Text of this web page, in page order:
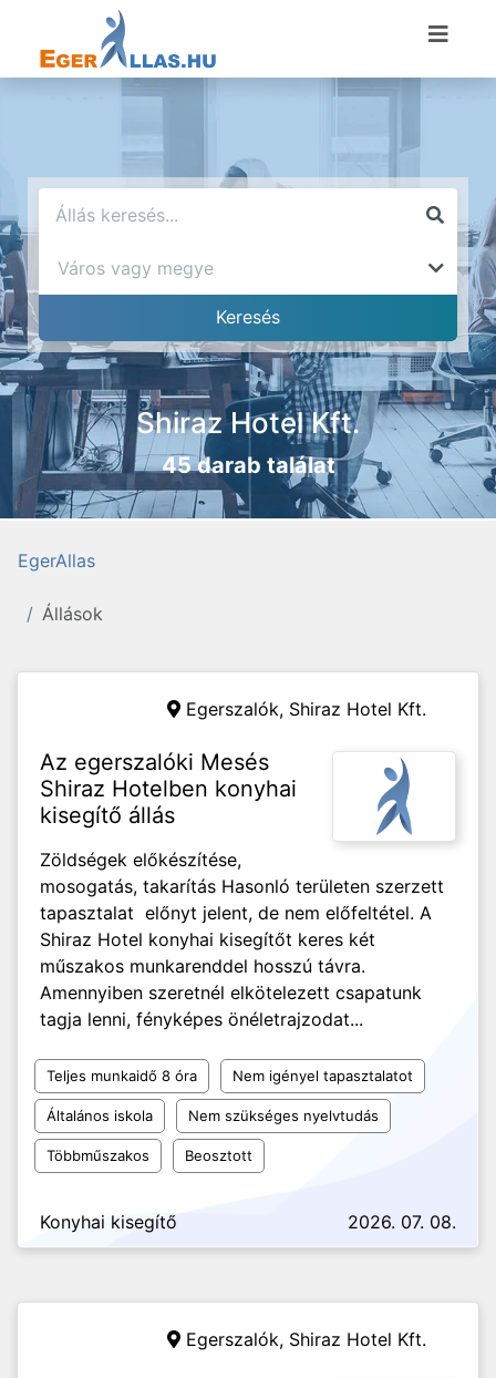
Shiraz Hotel Kft.
45 darab találat
EgerAllas
Állások
Egerszalók, Shiraz Hotel Kft.
Az egerszalóki Mesés
Shiraz Hotelben konyhai
kisegítő állás
Zöldségek előkészítése,
mosogatás, takarítás Hasonló területen szerzett
tapasztalat előnyt jelent, de nem előfeltétel. A
Shiraz Hotel konyhai kisegítőt keres két
műszakos munkarenddel hosszú távra.
Amennyiben szeretnél elkötelezett csapatunk
tagja lenni, fényképes önéletrajzodat...
Teljes munkaidő 8 óra Nem igényel tapasztalatot
Általános iskola Nem szükséges nyelvtudás
Többműszakos Beosztott
Konyhai kisegítő 2026. 07. 08.
Egerszalók, Shiraz Hotel Kft.